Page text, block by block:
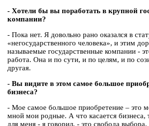
- Хотели бы вы поработать в крупной
компании?
- Пока нет. Я довольно рано оказался в
«негосударственного человека», и этим
называемые государственные компании -
работа. Она и по сути, и по целям, и по
другая.
- Вы видите в этом самое большое
бизнеса?
- Мое самое большое приобретение – это
мной мои родные. А что касается бизнеса,
для меня - я говорил, - это свобода выбора.